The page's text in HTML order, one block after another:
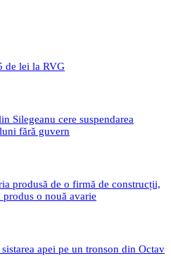
de lei la RVG
Silegeanu cere suspendarea
fără guvern
produsă de o firmă de construcții,
o nouă avarie
apei pe un tronson din Octav